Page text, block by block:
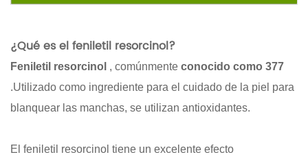
¿Qué es el feniletil resorcinol?
Feniletil resorcinol , comúnmente conocido como 377
.Utilizado como ingrediente para el cuidado de la piel para
blanquear las manchas, se utilizan antioxidantes.
El feniletil resorcinol tiene un excelente efecto